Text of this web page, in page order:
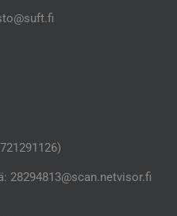
28294813@scan.netvisor.fi